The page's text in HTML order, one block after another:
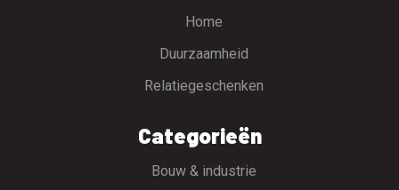
Home
Duurzaamheid
Relatiegeschenken
Categorieën
Bouw & industrie